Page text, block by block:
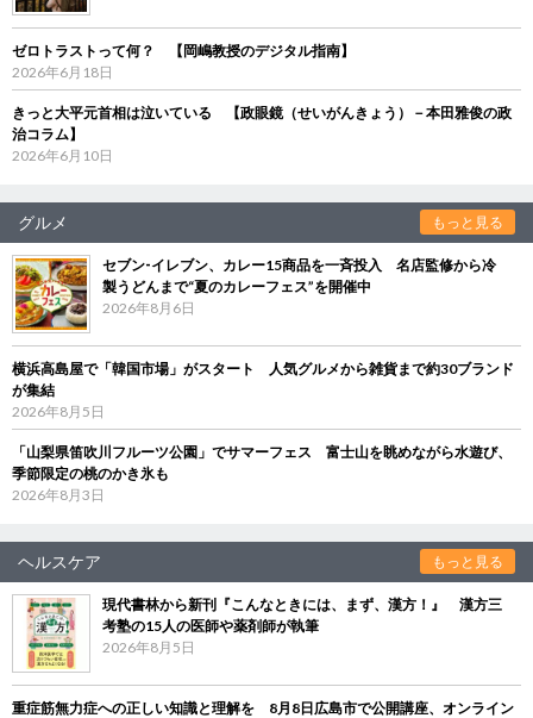
ゼロトラストって何？ 【岡嶋教授のデジタル指南】
2026年6月18日
きっと大平元首相は泣いている 【政眼鏡（せいがんきょう）－本田雅俊の政
治コラム】
2026年6月10日
グルメ もっと見る
セブン‐イレブン、カレー15商品を一斉投入 名店監修から冷
製うどんまで“夏のカレーフェス”を開催中
2026年8月6日
横浜高島屋で「韓国市場」がスタート 人気グルメから雑貨まで約30ブランド
が集結
2026年8月5日
「山梨県笛吹川フルーツ公園」でサマーフェス 富士山を眺めながら水遊び、
季節限定の桃のかき氷も
2026年8月3日
ヘルスケア もっと見る
現代書林から新刊『こんなときには、まず、漢方！』 漢方三
考塾の15人の医師や薬剤師が執筆
2026年8月5日
重症筋無力症への正しい知識と理解を 8月8日広島市で公開講座、オンライン